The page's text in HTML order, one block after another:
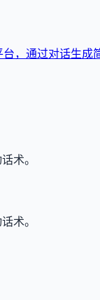
，通过对话生成
术。
术。